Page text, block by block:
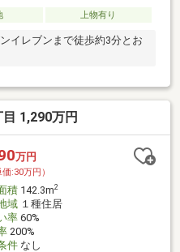
上物有り
イレブンまで徒歩約3分とお
1,290万円
万円
価:30万円）
積142.3m2
域１種住居
率60%
200%
件なし